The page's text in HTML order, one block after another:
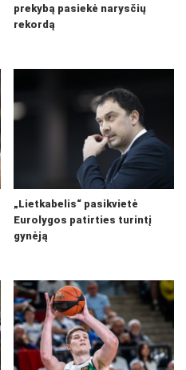
prekybą pasiekė narysčių
rekordą
„Lietkabelis“ pasikvietė
Eurolygos patirties turintį
gynėją